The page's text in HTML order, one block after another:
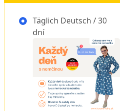
Täglich Deutsch / 30
dní